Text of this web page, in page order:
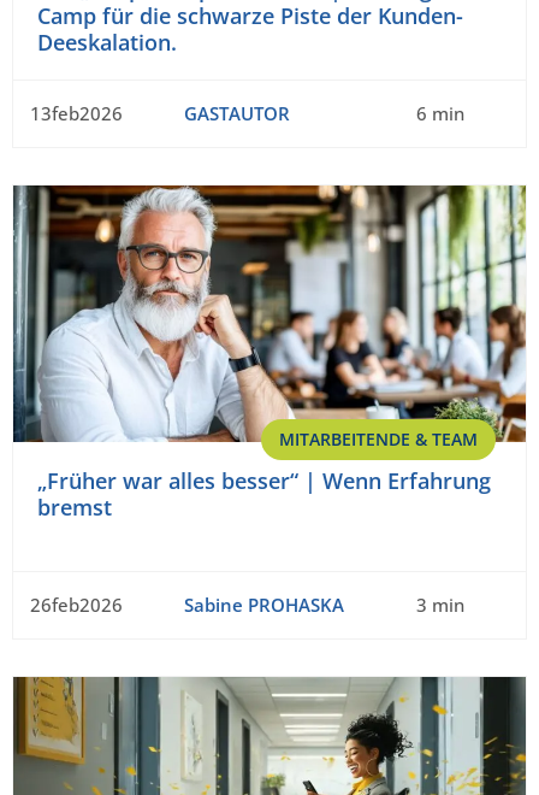
Camp für die schwarze Piste der Kunden-
Deeskalation.
13feb2026 GASTAUTOR 6 min
MITARBEITENDE & TEAM
„Früher war alles besser“ | Wenn Erfahrung
bremst
26feb2026 Sabine PROHASKA 3 min